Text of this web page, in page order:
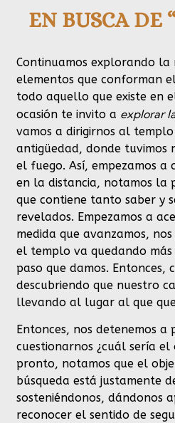
EN BUSCA DE
Continuamos explorando la
elementos que conforman
todo aquello que existe en
ocasión te invito a explorar
vamos a dirigirnos al
antigüedad, donde tuvimos
el fuego. Así, empezamos a
en la distancia, notamos la
que contiene tanto saber y
revelados. Empezamos a
medida que avanzamos,
el templo va quedando más
paso que damos. Entonces,
descubriendo que nuestro
llevando al lugar al que
Entonces, nos detenemos a
cuestionarnos ¿cuál sería el
pronto, notamos que el
búsqueda está justamente
sosteniéndonos, dándonos
reconocer el sentido de